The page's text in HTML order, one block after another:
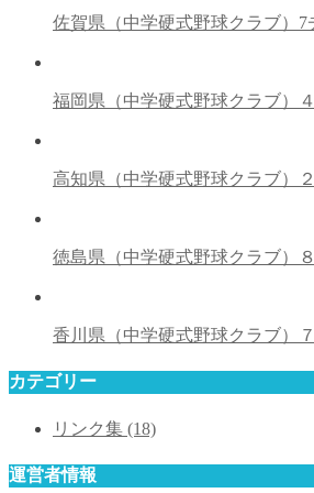
佐賀県（中学硬式野球クラブ）7
福岡県（中学硬式野球クラブ）
高知県（中学硬式野球クラブ）
徳島県（中学硬式野球クラブ）
香川県（中学硬式野球クラブ）
カテゴリー
リンク集 (18)
運営者情報